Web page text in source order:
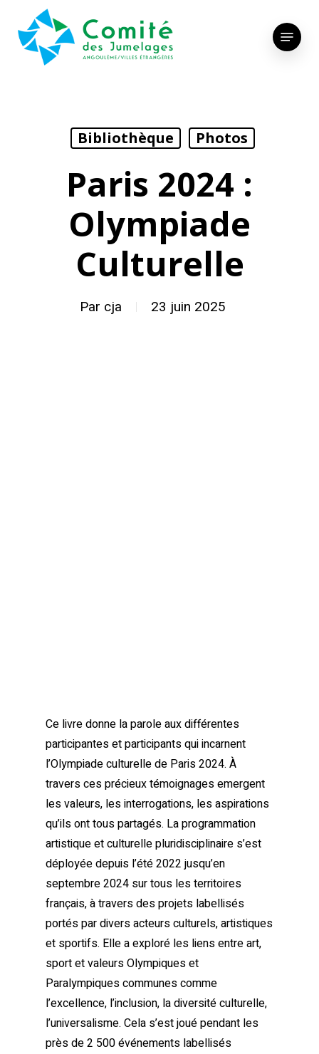
main
Menu
Bibliothèque Photos
Paris 2024 :
Olympiade
Culturelle
Par cja 23 juin 2025
Ce livre donne la parole aux différentes
participantes et participants qui incarnent
l’Olympiade culturelle de Paris 2024. À
travers ces précieux témoignages emergent
les valeurs, les interrogations, les aspirations
qu’ils ont tous partagés. La programmation
artistique et culturelle pluridisciplinaire s’est
déployée depuis l’été 2022 jusqu’en
septembre 2024 sur tous les territoires
français, à travers des projets labellisés
portés par divers acteurs culturels, artistiques
et sportifs. Elle a exploré les liens entre art,
sport et valeurs Olympiques et
Paralympiques communes comme
l’excellence, l’inclusion, la diversité culturelle,
l’universalisme. Cela s’est joué pendant les
près de 2 500 événements labellisés